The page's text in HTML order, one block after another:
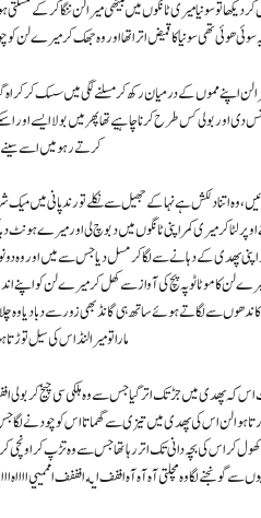
دیکھا تو سونیا میری ٹانگوں میں بیٹھی میرا لن ننگا کر کے
سوئی ھوئی تھی سونیا کا قمیض اترا تھا اور وہ جھک کر
لن اپنے مموں کے درمیان رکھ کر مسلنے لگی میں سسک کر کراہ
دی اور بولی کس طرح کرنا چاہیے تھا پھر میں بولا ایسے
کرتے رہو میں اسے سینے
وہ اتنا دلکش ہے نہا کے جھیل سے نکلے تو رند پانی میں
لٹاکر میری کمر اپنی ٹانگوں میں دبوچ لی اور میرے ہونٹ
اپنی پھدی کے دہانے سے لگا کر مسل دیا جس سے میں اور وہ
لن کا موٹا ٹوپہ پچ کی آواز سے کھل کر میرے لن کو اپنے
فل کاندھوں سے لگاتے ہوئے ساتھ ہی گانڈ بھی زور سے دبا دیا
مارا تو میرا لنڈ اس کی سیل
کہ پھدی میں جڑ تک اتر گیا جس سے وہ ہلکی سی چیخ کر بولی
مارتا ہوا لن اس کی پھدی میں تیزی سے گھماتا اس کو چودنے
کھول کر اس کی بچہ دانی تک اتر رہا تها جس سے وہ تڑپ کر
سے گونجنے لگا وہ مچلتی آه آه آه اففف ايه افففف اممميي ااااه